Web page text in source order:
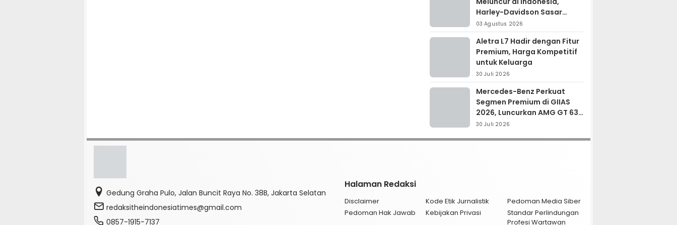
Harley-Davidson Sasar
Kolektor Motor Premium
03 Agustus 2026
Aletra L7 Hadir dengan Fitur
Premium, Harga Kompetitif
untuk Keluarga
30 Juli 2026
Mercedes-Benz Perkuat
Segmen Premium di GIIAS
2026, Luncurkan AMG GT 63
PRO dan GLC 200
30 Juli 2026
Gedung Graha Pulo, Jalan Buncit Raya No. 38B, Jakarta Selatan
redaksitheindonesiatimes@gmail.com
0857-1915-7137
Halaman Redaksi
Disclaimer Kode Etik Jurnalistik
Pedoman Media Siber
Pedoman Hak Jawab
Kebijakan Privasi
Standar Perlindungan
Profesi Wartawan